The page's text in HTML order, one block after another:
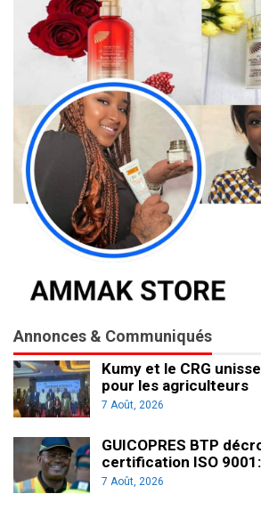
Annonces & Communiqués
Kumy et le CRG
pour les agriculteurs
7 Août, 2026
GUICOPRES BTP
certification ISO
7 Août, 2026